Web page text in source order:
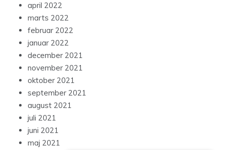
april 2022
marts 2022
februar 2022
januar 2022
december 2021
november 2021
oktober 2021
september 2021
august 2021
juli 2021
juni 2021
maj 2021